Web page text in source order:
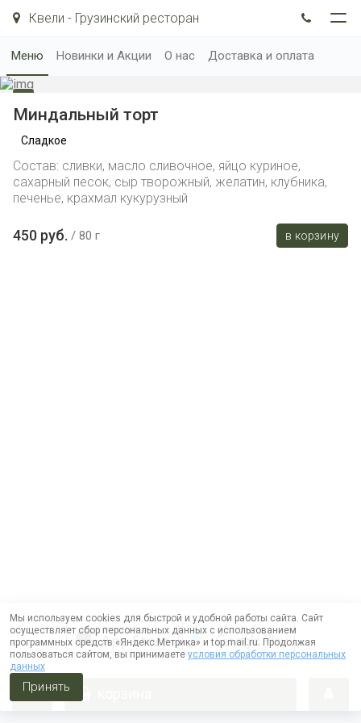
Квели - Грузинский ресторан
Меню Новинки и Акции О нас Доставка и оплата
Миндальный торт
Сладкое
Состав: сливки, масло сливочное, яйцо куриное,
сахарный песок, сыр творожный, желатин, клубника,
печенье, крахмал кукурузный
450 руб. 80 г в корзину
Мы используем cookies для быстрой и удобной работы сайта. Сайт
осуществляет сбор персональных данных с использованием
программных средств «Яндекс.Метрика» и top.mail.ru. Продолжая
пользоваться сайтом, вы принимаете условия обработки персональных
данных
Принять